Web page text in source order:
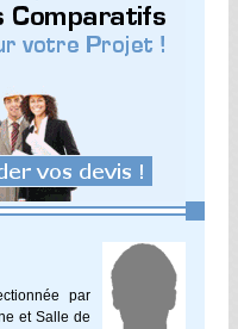
par
et Salle de